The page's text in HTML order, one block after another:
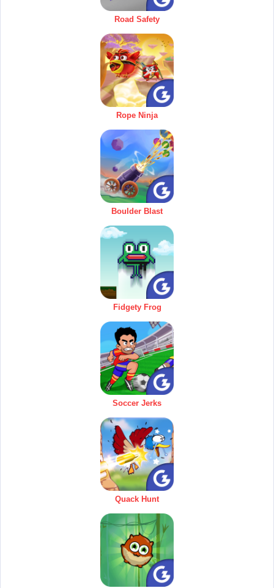
Road Safety
Rope Ninja
Boulder Blast
Fidgety Frog
Soccer Jerks
Quack Hunt